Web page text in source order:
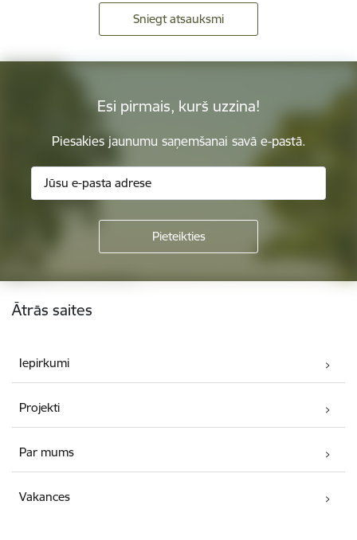
Sniegt atsauksmi
Esi pirmais, kurš uzzina!
Piesakies jaunumu saņemšanai savā e-pastā.
Kājene
Ātrās saites
Iepirkumi
Projekti
Par mums
Vakances